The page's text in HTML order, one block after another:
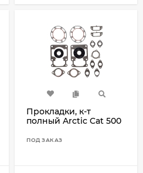
Прокладки, к-т
полный Arctic Cat 500
El Tigre, EXT) 09-
ПОД ЗАКАЗ